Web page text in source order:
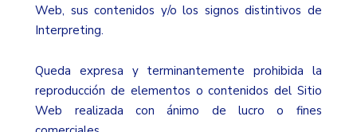
Web, sus contenidos y/o los signos distintivos de
Interpreting.
Queda expresa y terminantemente prohibida la
reproducción de elementos o contenidos del Sitio
Web realizada con ánimo de lucro o fines